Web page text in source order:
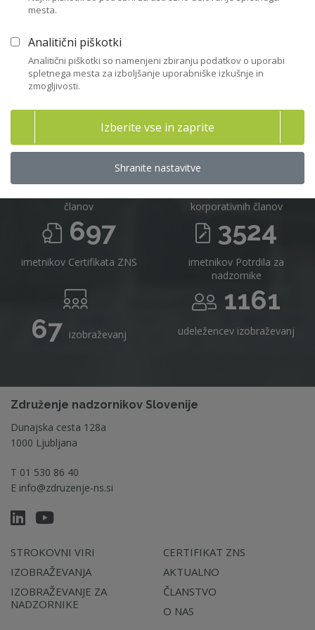
716
članov
16
korporativnih članov
697
imetnikov Certifikata ZNS
3524
imetnikov Potrdila za
nadzornike
67 izobraževanj
1161
udeležencev izobraževanj
Združenje nadzornikov Slovenije
Dunajska cesta 128a
1000 Ljubljana
T 01 530 86 40
E info@zdruzenje-ns.si
STROKOVNI VIRI
IZOBRAŽEVANJA
IZOBRAŽEVANJE ZA
NADZORNIKE
CERTIFIKAT ZNS
AKTUALNO
ČLANSTVO
O NAS
mesta.
Analitični piškotki
Analitični piškotki so namenjeni zbiranju podatkov o uporabi
spletnega mesta za izboljšanje uporabniške izkušnje in
zmogljivosti.
Izberite vse in zaprite
Shranite nastavitve